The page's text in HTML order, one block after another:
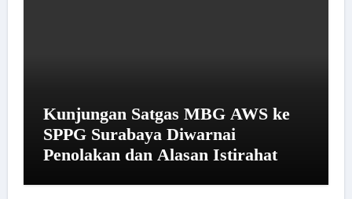
Kunjungan Satgas MBG AWS ke
SPPG Surabaya Diwarnai
Penolakan dan Alasan Istirahat